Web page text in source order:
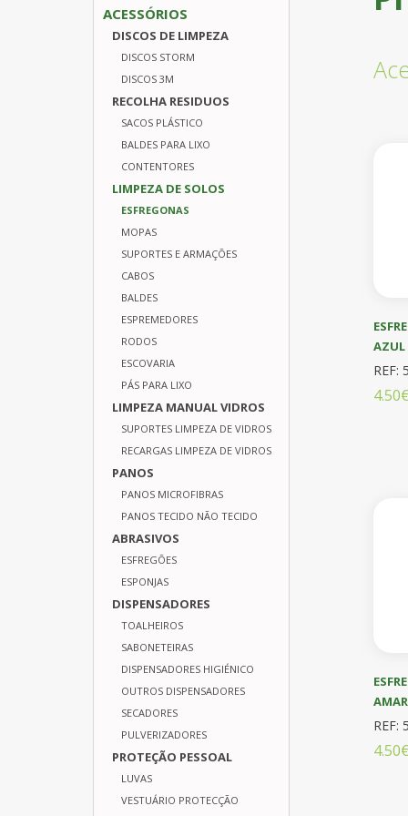
ACESSÓRIOS
DISCOS DE LIMPEZA
DISCOS STORM
DISCOS 3M
RECOLHA RESIDUOS
SACOS PLÁSTICO
BALDES PARA LIXO
CONTENTORES
LIMPEZA DE SOLOS
ESFREGONAS
MOPAS
SUPORTES E ARMAÇÕES
CABOS
BALDES
ESPREMEDORES
RODOS
ESCOVARIA
PÁS PARA LIXO
LIMPEZA MANUAL VIDROS
SUPORTES LIMPEZA DE VIDROS
RECARGAS LIMPEZA DE VIDROS
PANOS
PANOS MICROFIBRAS
PANOS TECIDO NÃO TECIDO
ABRASIVOS
ESFREGÕES
ESPONJAS
DISPENSADORES
TOALHEIROS
SABONETEIRAS
DISPENSADORES HIGIÉNICO
OUTROS DISPENSADORES
SECADORES
PULVERIZADORES
PROTEÇÃO PESSOAL
LUVAS
VESTUÁRIO PROTECÇÃO
AZUL
REF:
REF: